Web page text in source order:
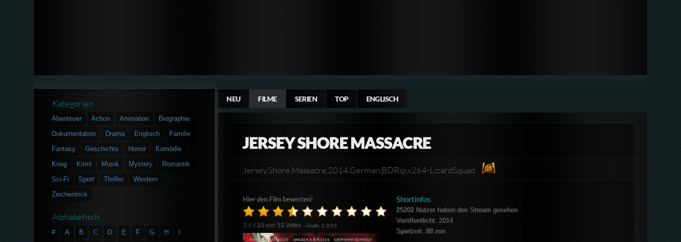
NEU FILME SERIEN TOP ENGLISCH
JERSEY SHORE MASSACRE
Jersey.Shore.Massacre.2014.German.BDRip.x264-LizardSquad
Hier den Film bewerten!
3.6 / 10 von53 Votes – Imdb: 2.9/10
Shortinfos
25202Nutzer haben den Stream gesehen
Veröffentlicht: 2014
Spielzeit: 88 min
Kategorien
Abenteuer Action Animation
Biographie
Dokumentation
Drama Englisch
Familie
Fantasy
Geschichte Horror
Komödie
Krieg
Krimi Musik Mystery
Romantik
Sci-Fi
Sport Thriller
Western
Zeichentrick
Alphabetisch
# A B C D E F G H